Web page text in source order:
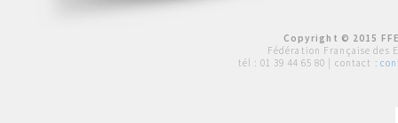
Copyright © 2015
Fédération Française des
tél : 01 39 44 65 80 | contact :